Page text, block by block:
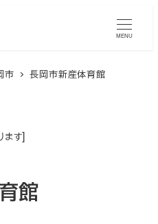
MENU
市 長岡市新産体育館
ます]
館